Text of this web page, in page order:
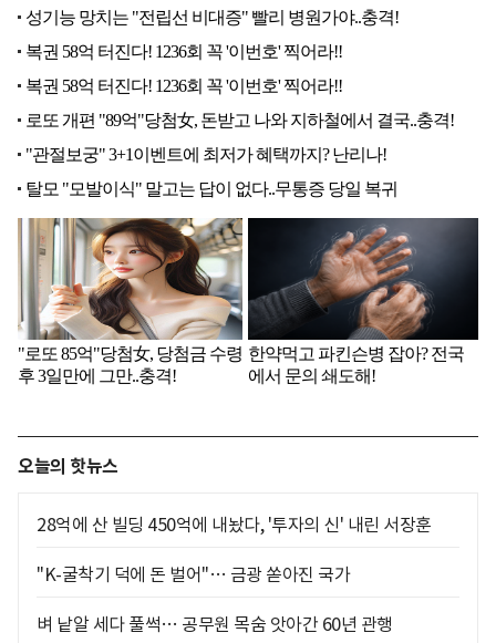
오늘의 핫뉴스
28억에 산 빌딩 450억에 내놨다, '투자의 신' 내린 서장훈
"K-굴착기 덕에 돈 벌어"… 금광 쏟아진 국가
벼 낱알 세다 풀썩… 공무원 목숨 앗아간 60년 관행